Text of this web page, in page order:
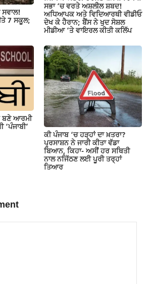
7 ਸਕੂਲ;
ਸਭਾ ‘ਚ ਵਰਤੇ ਅਸ਼ਲੀਲ ਸ਼ਬਦ!
ਅਧਿਆਪਕ ਅਤੇ ਵਿਦਿਆਰਥੀ ਵੀਡੀਓ
ਦੇਖ ਕੇ ਹੈਰਾਨ; ਬੈਂਸ ਨੇ ਖੁਦ ਸੋਸ਼ਲ
ਮੀਡੀਆ ‘ਤੇ ਵਾਇਰਲ ਕੀਤੀ ਕਲਿੱਪ
ਬਣੇ ਆਰਮੀ
ਕੀ ਪੰਜਾਬ ‘ਚ ਹੜ੍ਹਾਂ ਦਾ ਖ਼ਤਰਾ?
ਪ੍ਰਸਾਸ਼ਨ ਨੇ ਜਾਰੀ ਕੀਤਾ ਵੱਡਾ
ਬਿਆਨ, ਕਿਹਾ- ਅਸੀਂ ਹਰ ਸਥਿਤੀ
ਨਾਲ ਨਜਿੱਠਣ ਲਈ ਪੂਰੀ ਤਰ੍ਹਾਂ
ਤਿਆਰ